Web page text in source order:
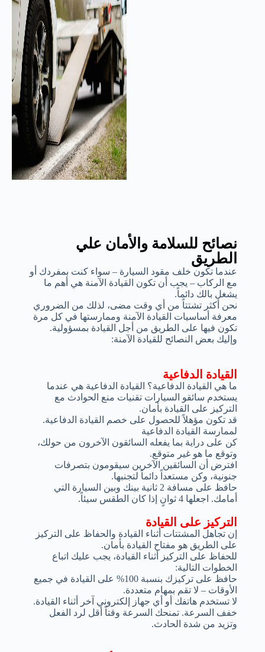
نصائح للسلامة والأمان علي
الطريق
عندما تكون خلف مقود السيارة – سواء كنت بمفردك أو
مع الركاب – يجب أن تكون القيادة الآمنة هي أهم ما
يشغل بالك دائماً.
نحن أكثر تشتتاً من أي وقت مضى، لذلك من الضروري
معرفة أساسيات القيادة الآمنة وممارستها في كل مرة
تكون فيها على الطريق من أجل القيادة بمسؤولية.
وإليك بعض النصائح للقيادة الآمنة:
التركيز على القيادة
إن تجاهل المشتتات أثناء القيادة والحفاظ على التركيز
على الطريق هو مفتاح القيادة بأمان.
للحفاظ على التركيز أثناء القيادة، يجب عليك اتباع
الخطوات التالية:
حافظ على تركيزك بنسبة 100% على القيادة في جميع
الأوقات – لا تقم بمهام متعددة.
لا تستخدم هاتفك أو أي جهاز إلكتروني آخر أثناء القيادة.
خفف السرعة. تمنحك السرعة وقتاً أقل لرد الفعل
وتزيد من شدة الحادث.
القيادة الدفاعية
ما هي القيادة الدفاعية؟ القيادة الدفاعية هي عندما
يستخدم سائقو السيارات تقنيات منع الحوادث مع
التركيز على القيادة بأمان.
قد تكون مؤهلاً للحصول على خصم القيادة الدفاعية.
لممارسة القيادة الدفاعية
كن على دراية بما يفعله السائقون الآخرون من حولك،
وتوقع ما هو غير متوقع.
افترض أن السائقين الآخرين سيقومون بتصرفات
جنونية، وكن مستعداً دائماً لتجنبها.
حافظ على مسافة 2 ثانية بينك وبين السيارة التي
أمامك. اجعلها 4 ثوانٍ إذا كان الطقس سيئاً.